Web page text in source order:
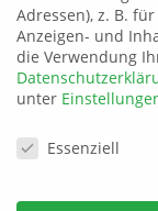
Adressen), z. B.
Anzeigen- und
die Verwendung
unter
Essenziell